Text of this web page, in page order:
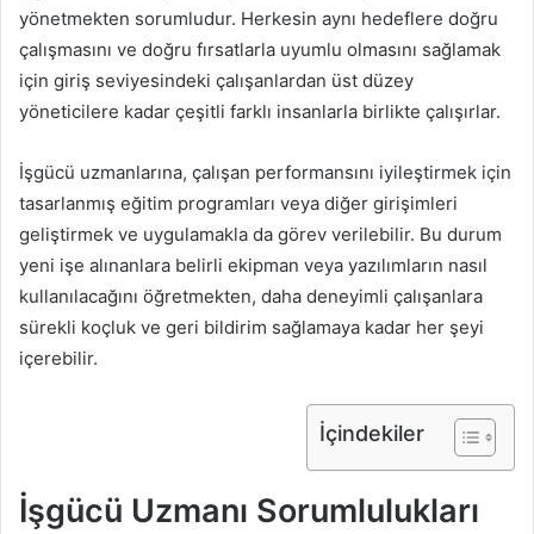
yönetmekten sorumludur. Herkesin aynı hedeflere doğru
çalışmasını ve doğru fırsatlarla uyumlu olmasını sağlamak
için giriş seviyesindeki çalışanlardan üst düzey
yöneticilere kadar çeşitli farklı insanlarla birlikte çalışırlar.
İşgücü uzmanlarına, çalışan performansını iyileştirmek için
tasarlanmış eğitim programları veya diğer girişimleri
geliştirmek ve uygulamakla da görev verilebilir. Bu durum
yeni işe alınanlara belirli ekipman veya yazılımların nasıl
kullanılacağını öğretmekten, daha deneyimli çalışanlara
sürekli koçluk ve geri bildirim sağlamaya kadar her şeyi
içerebilir.
İçindekiler
İşgücü Uzmanı Sorumlulukları